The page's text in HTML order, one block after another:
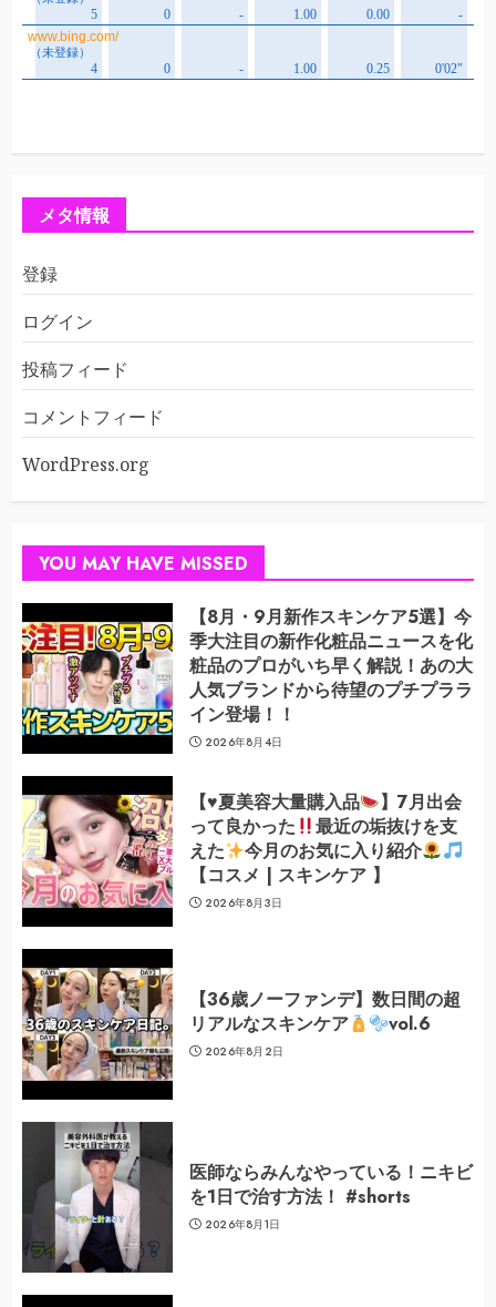
メタ情報
登録
ログイン
投稿フィード
コメントフィード
WordPress.org
YOU MAY HAVE MISSED
【8月・9月新作スキンケア5選】今
季大注目の新作化粧品ニュースを化
粧品のプロがいち早く解説！あの大
人気ブランドから待望のプチプララ
イン登場！！
2026年8月4日
【♥️夏美容大量購入品
】7月出会
って良かった
最近の垢抜けを支
えた
今月のお気に入り紹介
【コスメ | スキンケア 】
2026年8月3日
【36歳ノーファンデ】数日間の超
リアルなスキンケア
vol.6
2026年8月2日
医師ならみんなやっている！ニキビ
を1日で治す方法！ #shorts
2026年8月1日